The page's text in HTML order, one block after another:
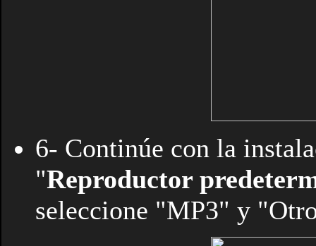
6- Continúe con la
"Reproductor
seleccione "MP3" y